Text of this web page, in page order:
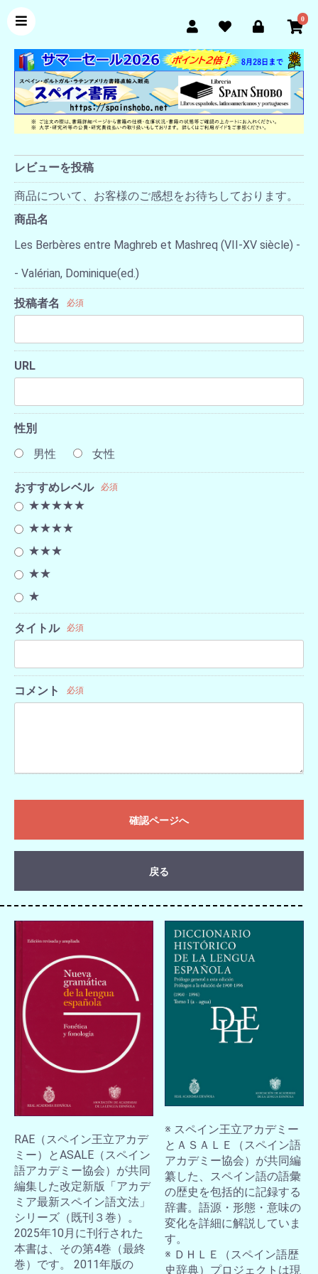
0
レビューを投稿
商品について、お客様のご感想をお待ちしております。
商品名
Les Berbères entre Maghreb et Mashreq (VII-XV siècle) -
- Valérian, Dominique(ed.)
投稿者名 必須
URL
性別
男性
女性
おすすめレベル 必須
★★★★★
★★★★
★★★
★★
★
タイトル 必須
コメント 必須
確認ページへ
戻る
RAE（スペイン王立アカデ
ミー）とASALE（スペイン
語アカデミー協会）が共同
編集した改定新版「アカデ
ミア最新スペイン語文法」
シリーズ（既刊３巻）。
2025年10月に刊行された
本書は、その第4巻（最終
巻）です。 2011年版の
※ スペイン王立アカデミー
とＡＳＡＬＥ（スペイン語
アカデミー協会）が共同編
纂した、スペイン語の語彙
の歴史を包括的に記録する
辞書。語源・形態・意味の
変化を詳細に解説していま
す。
※ ＤＨＬＥ（スペイン語歴
史辞典）プロジェクトは現